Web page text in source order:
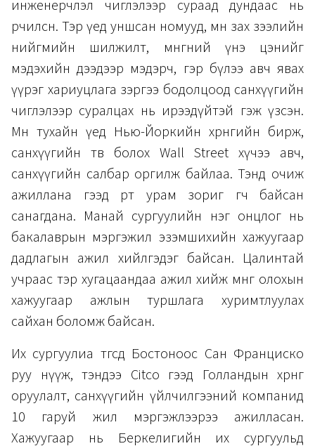
инженерчлэл чиглэлээр сураад дундаас нь
өөрчилсөн. Тэр үед уншсан номууд, мөн зах зээлийн
нийгмийн шилжилт, мөнгөний үнэ цэнийг
мэдэхийн дээдээр мэдэрч, гэр бүлээ авч явах
үүрэг хариуцлага зэргээ бодолцоод санхүүгийн
чиглэлээр суралцах нь ирээдүйтэй гэж үзсэн.
Мөн тухайн үед Нью-Йоркийн хөрөнгийн бирж,
санхүүгийн төв болох Wall Street хүчээ авч,
санхүүгийн салбар оргилж байлаа. Тэнд очиж
ажиллана гээд өөртөө урам зориг өгч байсан
санагдана. Манай сургуулийн нэг онцлог нь
бакалаврын мэргэжил эзэмшихийн хажуугаар
дадлагын ажил хийлгэдэг байсан. Цалинтай
учраас тэр хугацаандаа ажил хийж мөнгө олохын
хажуугаар ажлын туршлага хуримтлуулах
сайхан боломж байсан.
Их сургуулиа төгсөөд Бостоноос Сан Франциско
руу нүүж, тэндээ Citco гээд Голландын хөрөнгө
оруулалт, санхүүгийн үйлчилгээний компанид
10 гаруй жил мэргэжлээрээ ажилласан.
Хажуугаар нь Беркелигийн их сургуульд